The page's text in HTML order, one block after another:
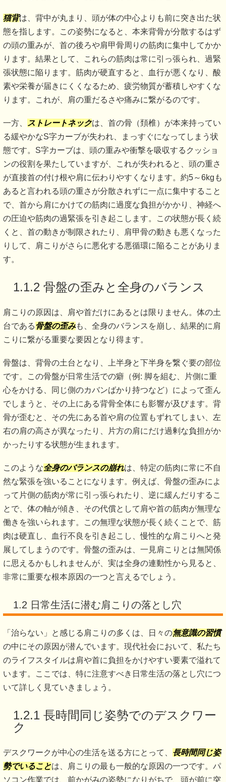
猫背は、背中が丸まり、頭が体の中心よりも前に突き出た状
態を指します。この姿勢になると、本来背骨が分散するはず
の頭の重みが、首の後ろや肩甲骨周りの筋肉に集中してかか
ります。結果として、これらの筋肉は常に引っ張られ、過緊
張状態に陥ります。筋肉が硬直すると、血行が悪くなり、酸
素や栄養が届きにくくなるため、疲労物質が蓄積しやすくな
ります。これが、肩の重だるさや痛みに繋がるのです。
一方、 ストレートネックは、首の骨（頚椎）が本来持ってい
る緩やかなS字カーブが失われ、まっすぐになってしまう状
態です。S字カーブは、頭の重みや衝撃を吸収するクッショ
ンの役割を果たしていますが、これが失われると、頭の重さ
が直接首の付け根や肩に伝わりやすくなります。約5～6kgも
あると言われる頭の重さが分散されずに一点に集中すること
で、首から肩にかけての筋肉に過度な負担がかかり、神経へ
の圧迫や筋肉の過緊張を引き起こします。この状態が長く続
くと、首の動きが制限されたり、肩甲骨の動きも悪くなった
りして、肩こりがさらに悪化する悪循環に陥ることがありま
す。
1.1.2 骨盤の歪みと全身のバランス
肩こりの原因は、肩や首だけにあるとは限りません。体の土
台である 骨盤の歪みも、全身のバランスを崩し、結果的に肩
こりに繋がる重要な要因となり得ます。
骨盤は、背骨の土台となり、上半身と下半身を繋ぐ要の部位
です。この骨盤が日常生活での癖（例: 脚を組む、片側に重
心をかける、同じ側のカバンばかり持つなど）によって歪ん
でしまうと、その上にある背骨全体にも影響が及びます。背
骨が歪むと、その先にある首や肩の位置もずれてしまい、左
右の肩の高さが異なったり、片方の肩にだけ過剰な負担がか
かったりする状態が生まれます。
このような全身のバランスの崩れは、特定の筋肉に常に不自
然な緊張を強いることになります。例えば、骨盤の歪みによ
って片側の筋肉が常に引っ張られたり、逆に緩んだりするこ
とで、体の軸が傾き、その代償として肩や首の筋肉が無理な
働きを強いられます。この無理な状態が長く続くことで、筋
肉は硬直し、血行不良を引き起こし、慢性的な肩こりへと発
展してしまうのです。骨盤の歪みは、一見肩こりとは無関係
に思えるかもしれませんが、実は全身の連動性から見ると、
非常に重要な根本原因の一つと言えるでしょう。
1.2 日常生活に潜む肩こりの落とし穴
「治らない」と感じる肩こりの多くは、日々の無意識の習慣
の中にその原因が潜んでいます。現代社会において、私たち
のライフスタイルは肩や首に負担をかけやすい要素で溢れて
います。ここでは、特に注意すべき日常生活の落とし穴につ
いて詳しく見ていきましょう。
1.2.1 長時間同じ姿勢でのデスクワー
ク
デスクワークが中心の生活を送る方にとって、 長時間同じ姿
勢でいることは、肩こりの最も一般的な原因の一つです。パ
ソコン作業では、前かがみの姿勢になりがちで、頭が前に突